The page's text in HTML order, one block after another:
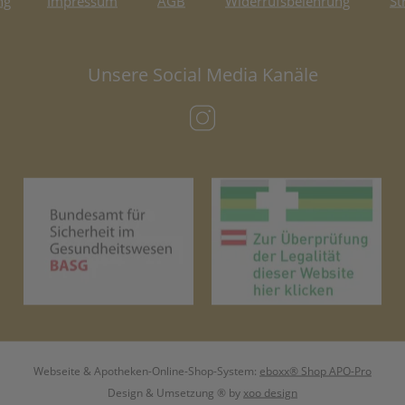
Unsere Social Media Kanäle
(öffnet in neuem Tab)
Webseite & Apotheken-Online-Shop-System: eboxx® Shop APO-Pro
Design & Umsetzung ® by xoo design